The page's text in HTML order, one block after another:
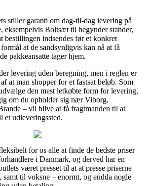
stiller garanti om dag-til-dag levering på
eksempelvis Boltsæt til begynder stander,
bestillingen indsendes før et konkret
at de sandsynligvis kan nå at få
pakkeansatte tager hjem.
levering uden beregning, men i reglen er
at man shopper for et fastsat beløb. Som
den mest letkøbte form for levering,
om du opholder sig nær Viborg,
– vil blive at få fragtmanden til at
et udleveringssted.
for os alle at finde de bedste priser
i Danmark, og derved har en
været presset til at at presse priserne
samt til voksne – enormt, og endda nogle